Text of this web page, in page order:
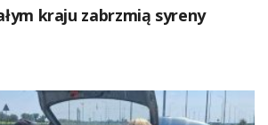
kraju zabrzmią syreny